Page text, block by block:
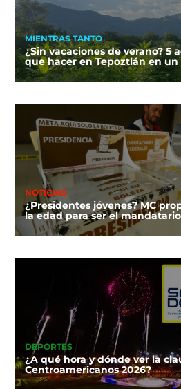
MIENTRAS TANTO
¿Sin vacaciones de verano? 5
que hacer en Tepoztlán en un
NOTICIAS
¿Presidentes jóvenes? MC
la edad para ser el
DEPORTES
¿A qué hora y dónde ver la
Centroamericanos 2026?